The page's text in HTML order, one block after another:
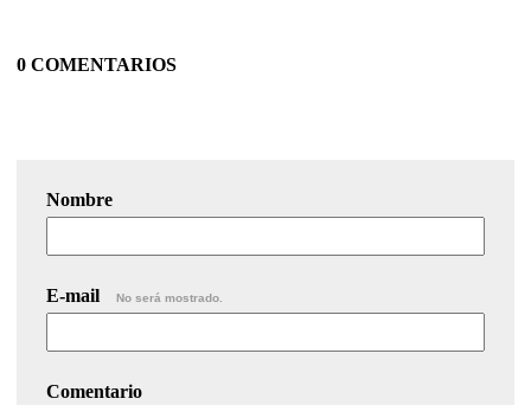
0 COMENTARIOS
Nombre
E-mail No será mostrado.
Comentario